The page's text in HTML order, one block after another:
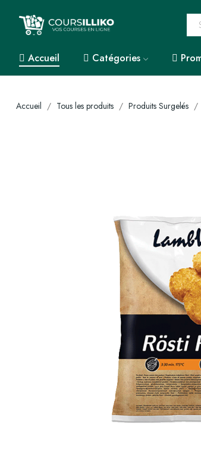
Accueil Catégories
Accueil Tous les produits Produits Surgelés